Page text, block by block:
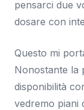
pensarci due
dosare con
Questo mi
Nonostante la
disponibilità
vedremo piani